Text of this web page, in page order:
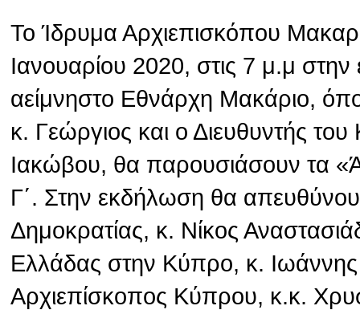
Το Ίδρυμα Αρχιεπισκόπου
Ιανουαρίου 2020, στις 7 μ.μ
αείμνηστο Εθνάρχη Μακάριο,
κ. Γεώργιος και ο Διευθυντής
Ιακώβου, θα παρουσιάσουν τα
Γ΄. Στην εκδήλωση θα
Δημοκρατίας, κ. Νίκος
Ελλάδας στην Κύπρο, κ.
Αρχιεπίσκοπος Κύπρου, κ.κ.